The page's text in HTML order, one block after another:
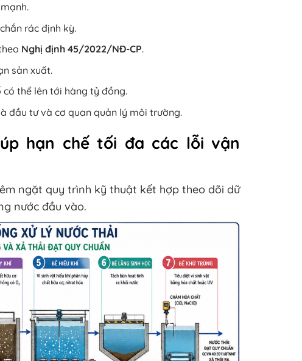
rác định kỳ.
Nghị định 45/2022/NĐ-CP.
sản xuất.
thể lên tới hàng tỷ đồng.
đầu tư và cơ quan quản lý môi trường.
hạn chế tối đa các lỗi vận
ngặt quy trình kỹ thuật kết hợp theo dõi dữ
nước đầu vào.